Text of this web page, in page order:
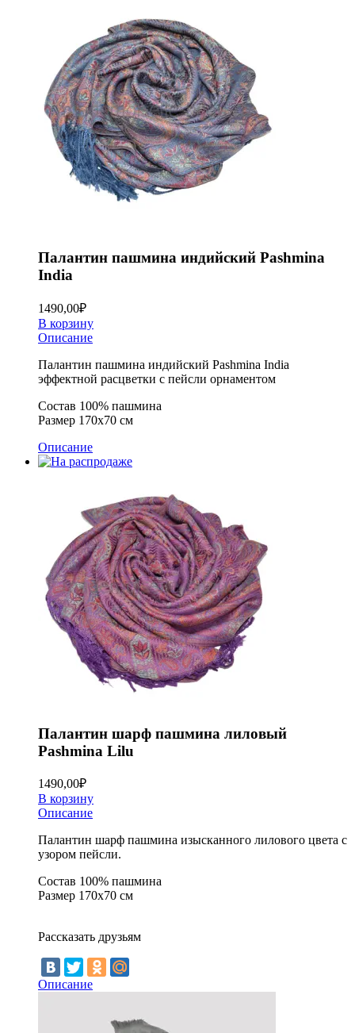
Палантин пашмина индийский Pashmina
India
1490,00₽
В корзину
Описание
Палантин пашмина индийский Pashmina India
эффектной расцветки с пейсли орнаментом
Состав 100% пашмина
Размер 170х70 см
Описание
Палантин шарф пашмина лиловый
Pashmina Lilu
1490,00₽
В корзину
Описание
Палантин шарф пашмина изысканного лилового цвета с
узором пейсли.
Состав 100% пашмина
Размер 170х70 см
Рассказать друзьям
Описание